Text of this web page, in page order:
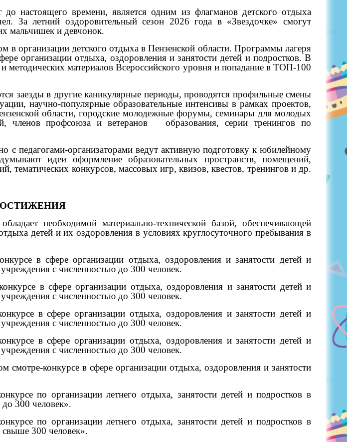
настоящего времени, является одним из флагманов детского отдыха
За летний оздоровительный сезон 2026 года в «Звездочке» смогут
мальчишек и девчонок.
в организации детского отдыха в Пензенской области. Программы лагеря
организации отдыха, оздоровления и занятости детей и подростков. В
методических материалов Всероссийского уровня и попадание в ТОП-100
заезды в другие каникулярные периоды, проводятся профильные смены
научно-популярные образовательные интенсивы в рамках проектов,
области, городские молодежные форумы, семинары для молодых
членов профсоюза и ветеранов
образования, серии тренингов по
с педагогами-организаторами ведут активную подготовку к юбилейному
идеи оформление образовательных пространств, помещений,
тематических конкурсов, массовых игр, квизов, квестов, тренингов и др.
необходимой материально-технической базой, обеспечивающей
детей и их оздоровления в условиях круглосуточного пребывания в
в сфере организации отдыха, оздоровления и занятости детей и
с численностью до 300 человек.
в сфере организации отдыха, оздоровления и занятости детей и
с численностью до 300 человек.
в сфере организации отдыха, оздоровления и занятости детей и
с численностью до 300 человек.
в сфере организации отдыха, оздоровления и занятости детей и
с численностью до 300 человек.
конкурсе в сфере организации отдыха, оздоровления и занятости
по организации летнего отдыха, занятости детей и подростков в
300 человек».
по организации летнего отдыха, занятости детей и подростков в
свыше 300 человек».